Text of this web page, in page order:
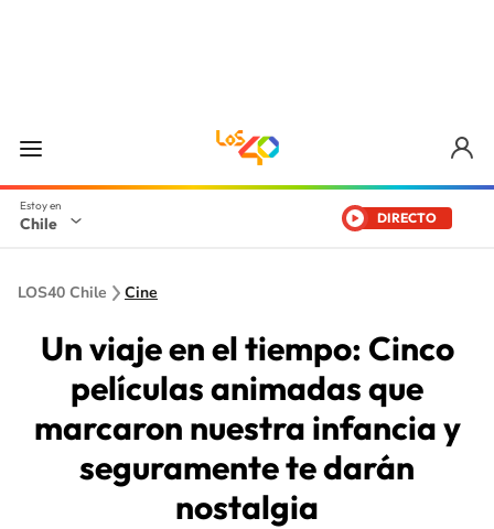
Chile DIRECTO
LOS40 Chile Cine
Un viaje en el tiempo: Cinco
películas animadas que
marcaron nuestra infancia y
seguramente te darán
nostalgia